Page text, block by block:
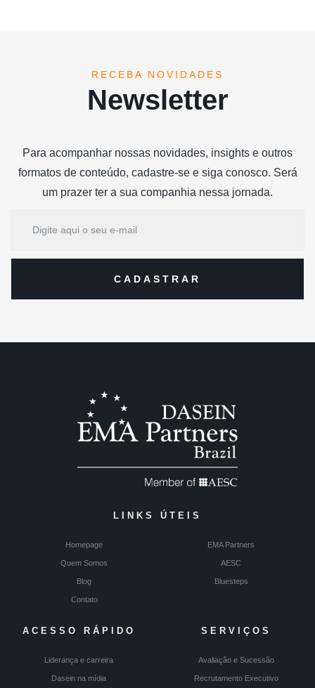
RECEBA NOVIDADES
Newsletter
Para acompanhar nossas novidades, insights e outros
formatos de conteúdo, cadastre-se e siga conosco. Será
um prazer ter a sua companhia nessa jornada.
LINKS ÚTEIS
Homepage EMA Partners
Quem Somos AESC
Blog Bluesteps
Contato
ACESSO RÁPIDO
Liderança e carreira
Dasein na mídia
SERVIÇOS
Avaliação e Sucessão
Recrutamento Executivo